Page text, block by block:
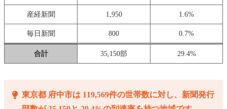
産経新聞 1,950 1.6%
毎日新聞 800 0.7%
合計 35,150部 29.4%
東京都 府中市は 119,569件の世帯数に対し、新聞発行